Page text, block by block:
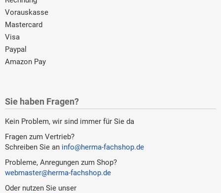
Vorauskasse
Mastercard
Visa
Paypal
Amazon Pay
Sie haben Fragen?
Kein Problem, wir sind immer für Sie da
Fragen zum Vertrieb?
Schreiben Sie an info@herma-fachshop.de
Probleme, Anregungen zum Shop?
webmaster@herma-fachshop.de
Oder nutzen Sie unser